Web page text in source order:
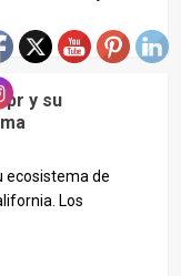
y su
ecosistema de
Los